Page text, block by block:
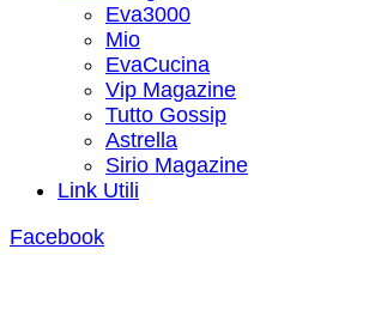
Eva3000
Mio
EvaCucina
Vip Magazine
Tutto Gossip
Astrella
Sirio Magazine
Link Utili
Facebook